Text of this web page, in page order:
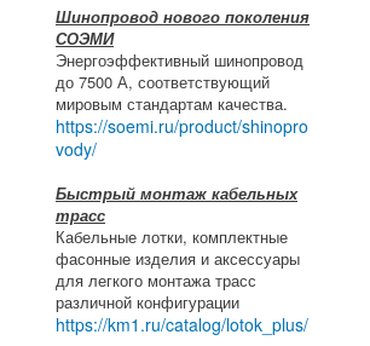
Шинопровод нового поколения
СОЭМИ
Энергоэффективный шинопровод
до 7500 А, соответствующий
мировым стандартам качества.
https://soemi.ru/product/shinopro
vody/
Быстрый монтаж кабельных
трасс
Кабельные лотки, комплектные
фасонные изделия и аксессуары
для легкого монтажа трасс
различной конфигурации
https://km1.ru/catalog/lotok_plus/